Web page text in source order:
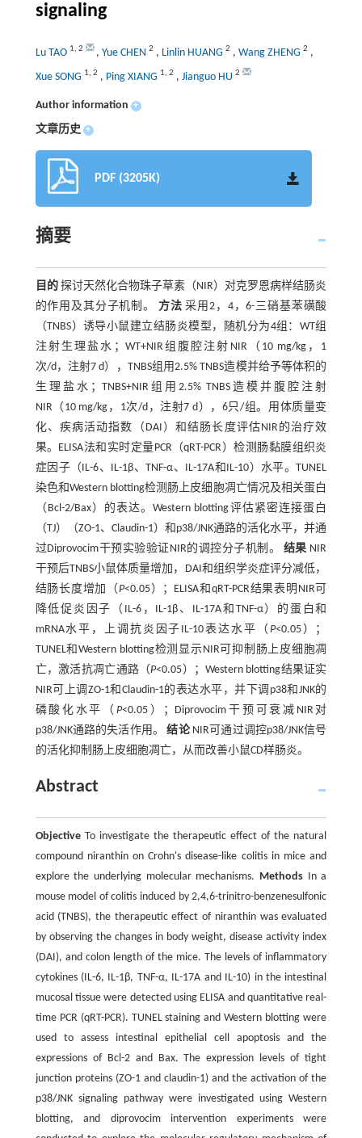
signaling
Lu TAO 1, 2 , Yue CHEN 2 , Linlin HUANG 2 , Wang ZHENG 2 ,
Xue SONG 1, 2 , Ping XIANG 1, 2 , Jianguo HU 2
Author information +
文章历史 +
PDF (3205K)
摘要
目的探讨天然化合物珠子草素（NIR）对克罗恩病样结肠炎
的作用及其分子机制。 方法 采用2，4，6-三硝基苯磺酸
（TNBS）诱导小鼠建立结肠炎模型，随机分为4组：WT组
注射生理盐水；WT+NIR组腹腔注射NIR（10 mg/kg，1
次/d，注射7 d），TNBS组用2.5% TNBS造模并给予等体积的
生理盐水；TNBS+NIR组用2.5% TNBS造模并腹腔注射
NIR（10 mg/kg，1次/d，注射7 d），6只/组。用体质量变
化、疾病活动指数（DAI）和结肠长度评估NIR的治疗效
果。ELISA法和实时定量PCR（qRT-PCR）检测肠黏膜组织炎
症因子（IL-6、IL-1β、TNF-α、IL-17A和IL-10）水平。TUNEL
染色和Western blotting检测肠上皮细胞凋亡情况及相关蛋白
（Bcl-2/Bax）的表达。Western blotting评估紧密连接蛋白
（TJ）（ZO-1、Claudin-1）和p38/JNK通路的活化水平，并通
过Diprovocim干预实验验证NIR的调控分子机制。 结果 NIR
干预后TNBS小鼠体质量增加，DAI和组织学炎症评分减低，
结肠长度增加（P<0.05）；ELISA和qRT-PCR结果表明NIR可
降低促炎因子（IL-6，IL-1β、IL-17A和TNF-α）的蛋白和
mRNA水平，上调抗炎因子IL-10表达水平（ P<0.05）；
TUNEL和Western blotting检测显示NIR可抑制肠上皮细胞凋
亡，激活抗凋亡通路（P<0.05）；Western blotting结果证实
NIR可上调ZO-1和Claudin-1的表达水平，并下调p38和JNK的
磷酸化水平（ P<0.05）；Diprovocim干预可衰减NIR对
p38/JNK通路的失活作用。结论NIR可通过调控p38/JNK信号
的活化抑制肠上皮细胞凋亡，从而改善小鼠CD样肠炎。
Abstract
ObjectiveTo investigate the therapeutic effect of the natural
compound niranthin on Crohn's disease-like colitis in mice and
explore the underlying molecular mechanisms. Methods In a
mouse model of colitis induced by 2,4,6-trinitro-benzenesulfonic
acid (TNBS), the therapeutic effect of niranthin was evaluated
by observing the changes in body weight, disease activity index
(DAI), and colon length of the mice. The levels of inflammatory
cytokines (IL-6, IL-1β, TNF-α, IL-17A and IL-10) in the intestinal
mucosal tissue were detected using ELISA and quantitative real-
time PCR (qRT-PCR). TUNEL staining and Western blotting were
used to assess intestinal epithelial cell apoptosis and the
expressions of Bcl-2 and Bax. The expression levels of tight
junction proteins (ZO-1 and claudin-1) and the activation of the
p38/JNK signaling pathway were investigated using Western
blotting, and diprovocim intervention experiments were